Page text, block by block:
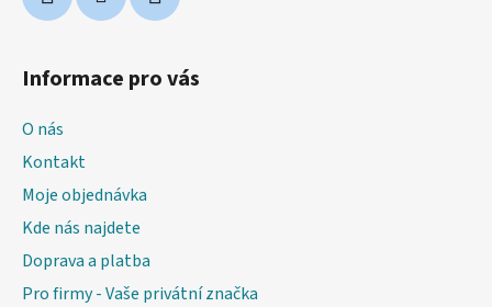
Informace pro vás
O nás
Kontakt
Moje objednávka
Kde nás najdete
Doprava a platba
Pro firmy - Vaše privátní značka